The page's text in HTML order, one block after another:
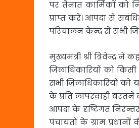
पर तैनात कार्मिकों को
प्राप्त करें। आपदा से
परिचालन केन्द्र से सभी
मुख्यमंत्री श्री त्रिवेन्द्र
जिलाधिकारियों को
सभी जिलाधिकारियों को
के प्रति लापरवाही बरतने
आपदा के दृष्टिगत
पंचायतों के ग्राम